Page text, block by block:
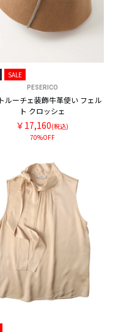
SALE
PESERICO
ルーチェ装飾牛革使い フェル
ト クロッシェ
￥17,160(税込)
70%OFF